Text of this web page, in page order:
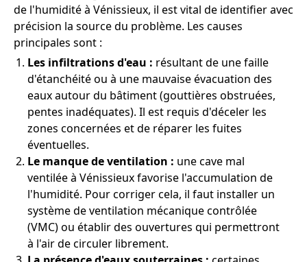
de l'humidité à Vénissieux, il est vital de identifier avec
précision la source du problème. Les causes
principales sont :
Les infiltrations d'eau : résultant de une faille
d'étanchéité ou à une mauvaise évacuation des
eaux autour du bâtiment (gouttières obstruées,
pentes inadéquates). Il est requis d'déceler les
zones concernées et de réparer les fuites
éventuelles.
Le manque de ventilation : une cave mal
ventilée à Vénissieux favorise l'accumulation de
l'humidité. Pour corriger cela, il faut installer un
système de ventilation mécanique contrôlée
(VMC) ou établir des ouvertures qui permettront
à l'air de circuler librement.